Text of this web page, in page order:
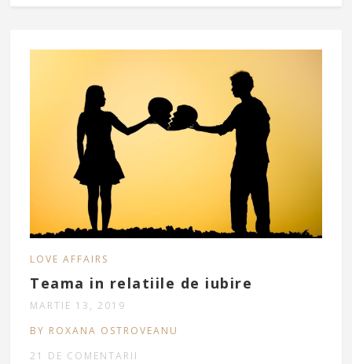
LOVE AFFAIRS
Teama in relatiile de iubire
MARTIE 13, 2019
BY ROXANA OSTROVEANU
21 DE COMENTARII